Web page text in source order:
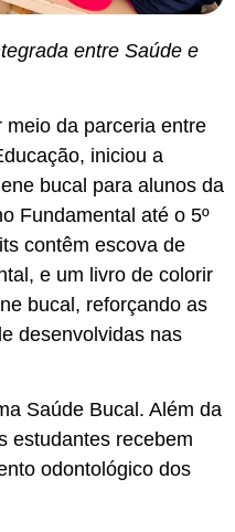
entre Saúde e
meio da parceria entre
iniciou a
bucal para alunos da
Fundamental até o 5º
contêm escova de
e um livro de colorir
bucal, reforçando as
desenvolvidas nas
Saúde Bucal. Além da
estudantes recebem
odontológico dos